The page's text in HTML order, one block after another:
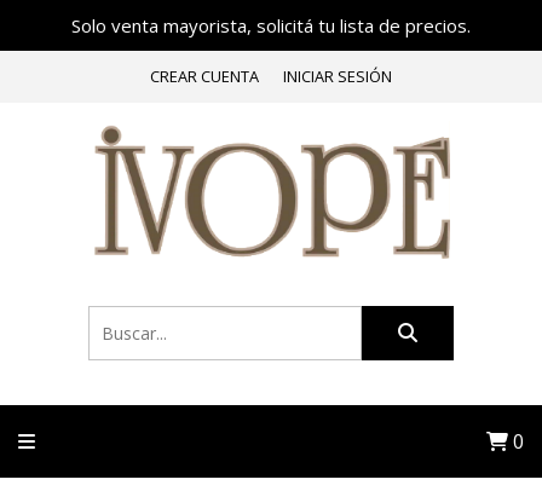
Solo venta mayorista, solicitá tu lista de precios.
CREAR CUENTA INICIAR SESIÓN
0